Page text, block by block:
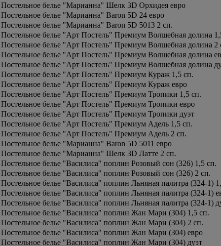
Постельное белье "Марианна" Шелк 3D Орхидея евро
Постельное белье "Марианна" Baron 5D 24 евро
Постельное белье "Марианна" Baron 5D 5013 2 сп.
Постельное белье "Арт Постель" Премиум Волшебная долина
Постельное белье "Арт Постель" Премиум Волшебная долина 2
Постельное белье "Арт Постель" Премиум Волшебная долина
Постельное белье "Арт Постель" Премиум Волшебная долина
Постельное белье "Арт Постель" Премиум Кураж 1,5 сп.
Постельное белье "Арт Постель" Премиум Кураж евро
Постельное белье "Арт Постель" Премиум Тропики 1,5 сп.
Постельное белье "Арт Постель" Премиум Тропики евро
Постельное белье "Арт Постель" Премиум Тропики дуэт
Постельное белье "Арт Постель" Премиум Адель 1,5 сп.
Постельное белье "Арт Постель" Премиум Адель 2 сп.
Постельное белье "Марианна" Baron 5D 5011 евро
Постельное белье "Марианна" Шелк 3D Латте 2 сп.
Постельное белье "Василиса" поплин Розовый сон (326) 1,5 сп.
Постельное белье "Василиса" поплин Розовый сон (326) 2 сп.
Постельное белье "Василиса" поплин Льняная палитра (324-1)
Постельное белье "Василиса" поплин Льняная палитра (324-1)
Постельное белье "Василиса" поплин Льняная палитра (324-1)
Постельное белье "Василиса" поплин Жан Мари (304) 1,5 сп.
Постельное белье "Василиса" поплин Жан Мари (304) 2 сп.
Постельное белье "Василиса" поплин Жан Мари (304) евро
Постельное белье "Василиса" поплин Жан Мари (304) дуэт